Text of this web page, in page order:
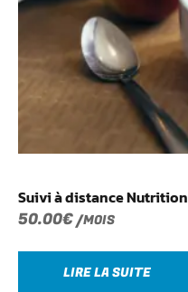
Suivi à distance Nutrition
50.00€/MOIS
LIRE LA SUITE